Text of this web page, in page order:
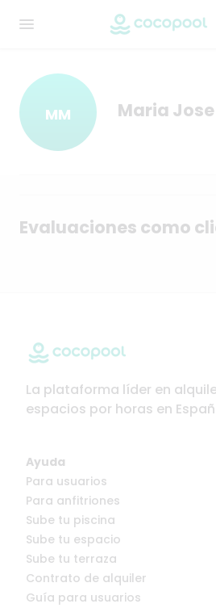
MM Maria Jose
Evaluaciones como
La plataforma líder en
espacios por horas en
Ayuda
Para usuarios
Para anfitriones
Sube tu piscina
Sube tu espacio
Sube tu terraza
Contrato de alquiler
Guía para usuarios